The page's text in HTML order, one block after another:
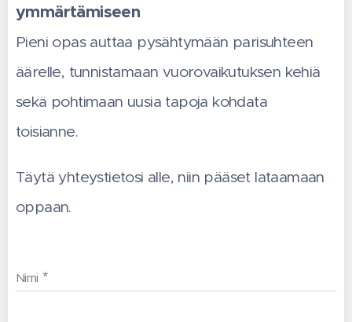
ymmärtämiseen
Pieni opas auttaa pysähtymään parisuhteen
äärelle, tunnistamaan vuorovaikutuksen kehiä
sekä pohtimaan uusia tapoja kohdata
toisianne.
Täytä yhteystietosi alle, niin pääset lataamaan
oppaan.
Nimi